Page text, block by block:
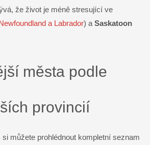
že život je méně stresující ve
a Labrador) a Saskatoon
města podle
provincií
si můžete prohlédnout kompletní seznam